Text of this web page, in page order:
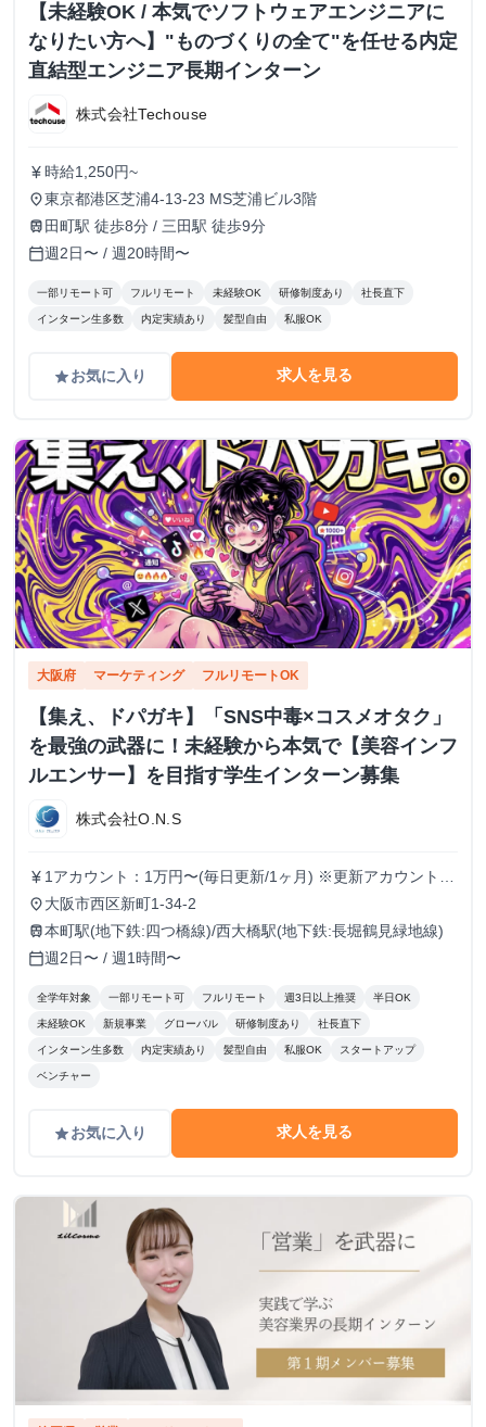
【未経験OK / 本気でソフトウェアエンジニアに
なりたい方へ】"ものづくりの全て"を任せる内定
直結型エンジニア長期インターン
株式会社Techouse
currency_yen 時給1,250円~
place東京都港区芝浦4-13-23 MS芝浦ビル3階
train 田町駅 徒歩8分 / 三田駅 徒歩9分
calendar_today週2日〜 / 週20時間〜
一部リモート可 フルリモート 未経験OK 研修制度あり 社長直下
インターン生多数 内定実績あり 髪型自由 私服OK
gradeお気に入り 求人を見る
大阪府 マーケティング フルリモートOK
【集え、ドパガキ】「SNS中毒×コスメオタク」
を最強の武器に！未経験から本気で【美容インフ
ルエンサー】を目指す学生インターン募集
株式会社O.N.S
currency_yen 1アカウント：1万円〜(毎日更新/1ヶ月) ※更新アカウントが
増える毎に報酬もUP(複数運用可) ※インセンティブ有り
place 大阪市西区新町1-34-2
train本町駅(地下鉄:四つ橋線)/西大橋駅(地下鉄:長堀鶴見緑地線)
calendar_today週2日〜 / 週1時間〜
全学年対象 一部リモート可 フルリモート 週3日以上推奨 半日OK
未経験OK 新規事業 グローバル 研修制度あり 社長直下
インターン生多数 内定実績あり 髪型自由 私服OK スタートアップ
ベンチャー
gradeお気に入り 求人を見る